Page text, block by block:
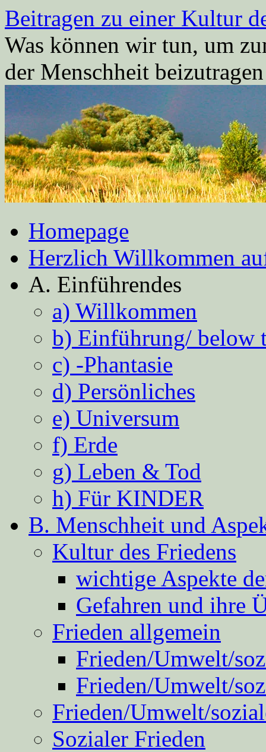
Zum
Inhalt
springen
Beitragen zu einer Kultur
Was können wir tun, um
der Menschheit
Homepage
Herzlich Willkommen
A. Einführendes
a) Willkommen
b) Einführung/ below
c) -Phantasie
d) Persönliches
e) Universum
f) Erde
g) Leben & Tod
h) Für KINDER
B. Menschheit und
Kultur des Friedens
wichtige Aspekte
Gefahren und ihre
Frieden allgemein
Frieden/Umwelt/
Frieden/Umwelt/
Frieden/Umwelt/
Sozialer Frieden